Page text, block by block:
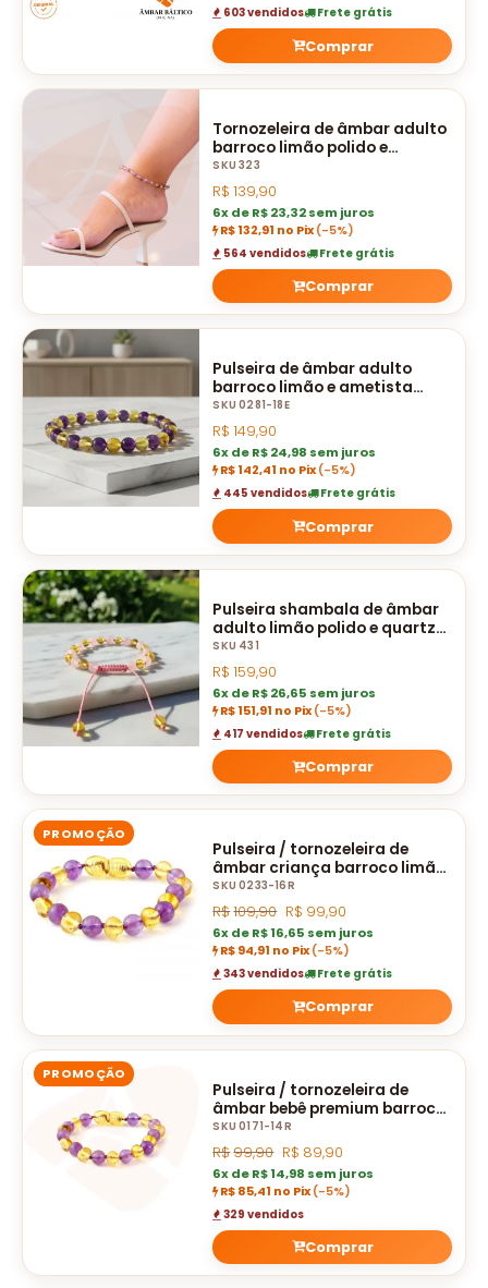
603 vendidos
Frete grátis
Comprar
Tornozeleira de âmbar adulto
barroco limão polido e
ametista
SKU 323
R$ 139,90
6x de R$ 23,32 sem juros
R$ 132,91 no Pix (-5%)
564 vendidos
Frete grátis
Comprar
Pulseira de âmbar adulto
barroco limão e ametista
polido sem fecho - 18 cm
SKU 0281-18E
R$ 149,90
6x de R$ 24,98 sem juros
R$ 142,41 no Pix (-5%)
445 vendidos
Frete grátis
Comprar
Pulseira shambala de âmbar
adulto limão polido e quartzo
rosa polido ajustável
SKU 431
R$ 159,90
6x de R$ 26,65 sem juros
R$ 151,91 no Pix (-5%)
417 vendidos
Frete grátis
Comprar
PROMOÇÃO
Pulseira / tornozeleira de
âmbar criança barroco limão
e ametista polido - 16 cm
SKU 0233-16R
R$109,90 R$ 99,90
6x de R$ 16,65 sem juros
R$ 94,91 no Pix (-5%)
343 vendidos
Frete grátis
Comprar
PROMOÇÃO
Pulseira / tornozeleira de
âmbar bebê premium barroco
limão e ametista polido - 14
cm
SKU 0171-14R
R$99,90 R$ 89,90
6x de R$ 14,98 sem juros
R$ 85,41 no Pix (-5%)
329 vendidos
Comprar